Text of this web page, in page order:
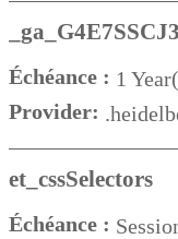
Échéance : 1
Provider:
et_cssSelectors
Échéance :